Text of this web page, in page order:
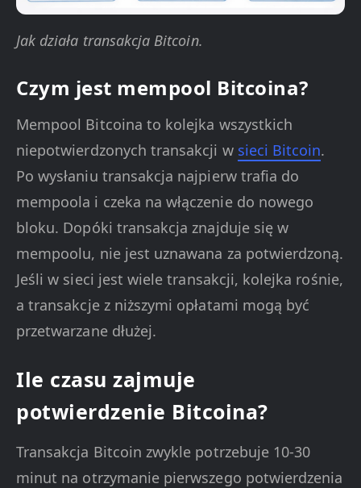
Jak działa transakcja Bitcoin.
Czym jest mempool Bitcoina?
Mempool Bitcoina to kolejka wszystkich
niepotwierdzonych transakcji w sieci Bitcoin.
Po wysłaniu transakcja najpierw trafia do
mempoola i czeka na włączenie do nowego
bloku. Dopóki transakcja znajduje się w
mempoolu, nie jest uznawana za potwierdzoną.
Jeśli w sieci jest wiele transakcji, kolejka rośnie,
a transakcje z niższymi opłatami mogą być
przetwarzane dłużej.
Ile czasu zajmuje
potwierdzenie Bitcoina?
Transakcja Bitcoin zwykle potrzebuje 10-30
minut na otrzymanie pierwszego potwierdzenia